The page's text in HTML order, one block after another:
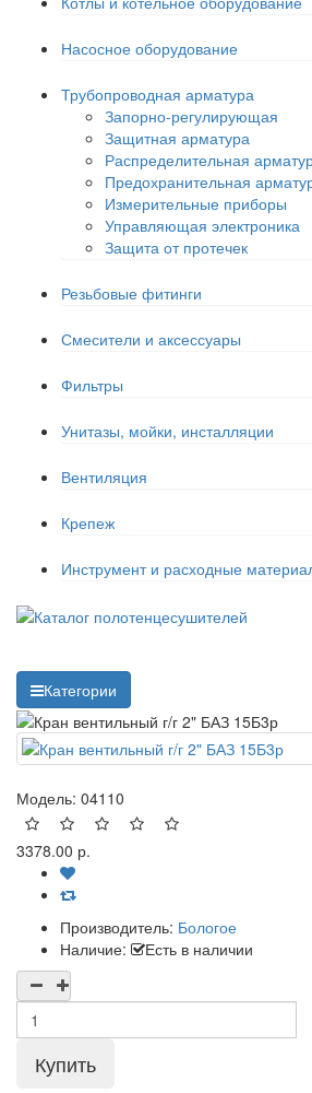
Насосное оборудование
Трубопроводная арматура
Запорно-регулирующая
Защитная арматура
Распределительная
Предохранительная
Измерительные приборы
Управляющая электроника
Защита от протечек
Резьбовые фитинги
Смесители и аксессуары
Фильтры
Унитазы, мойки, инсталляции
Вентиляция
Крепеж
Инструмент и расходные
Категории
Модель: 04110
3378.00 р.
Производитель: Бологое
Наличие:
Есть в наличии